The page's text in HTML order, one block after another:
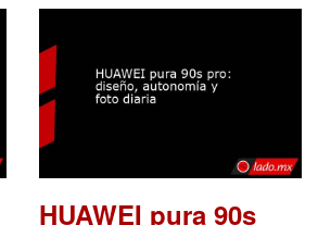
HUAWEI pura 90s